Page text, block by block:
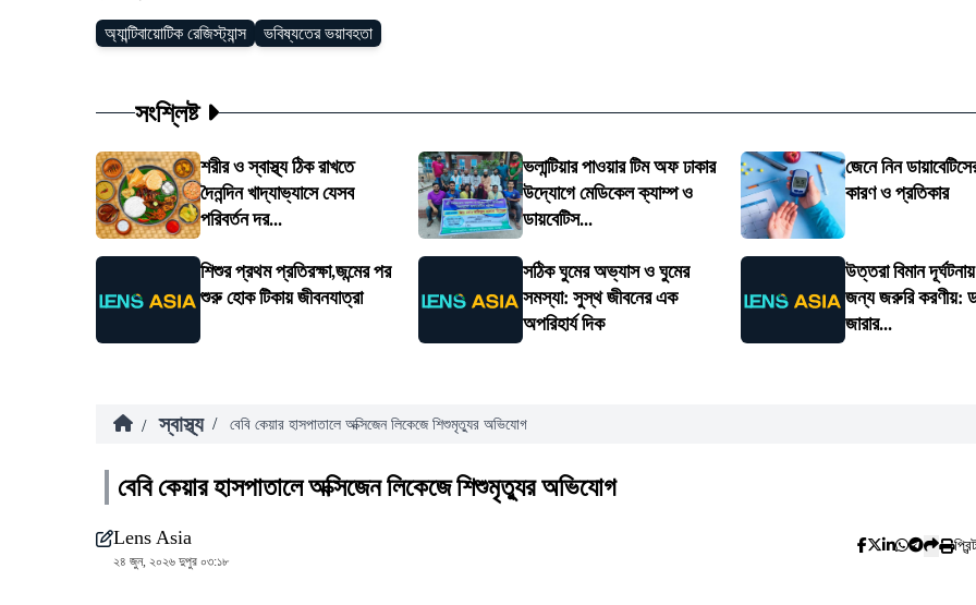
অ্যান্টিবায়োটিক রেজিস্ট্যান্স ভবিষ্যতের ভয়াবহতা
সংশ্লিষ্ট
শরীর ও স্বাস্থ্য ঠিক রাখতে
দৈনন্দিন খাদ্যাভ্যাসে যেসব
পরিবর্তন দর...
ভলান্টিয়ার পাওয়ার টিম অফ ঢাকার
উদ্যোগে মেডিকেল ক্যাম্প ও
ডায়বেটিস...
জেনে নিন
কারণ ও প্রতিকার
শিশুর প্রথম প্রতিরক্ষা,জন্মের পর
শুরু হোক টিকায় জীবনযাত্রা
সঠিক ঘুমের অভ্যাস ও ঘুমের
সমস্যা: সুস্থ জীবনের এক
অপরিহার্য দিক
উত্তরা বিমান
জন্য জরুরি করণীয়:
জারার...
/ স্বাস্থ্য / বেবি কেয়ার হাসপাতালে অক্সিজেন লিকেজে শিশুমৃত্যুর অভিযোগ
বেবি কেয়ার হাসপাতালে অক্সিজেন লিকেজে শিশুমৃত্যুর অভিযোগ
Lens Asia
২৪ জুন, ২০২৬ দুপুর ০৩:১৮